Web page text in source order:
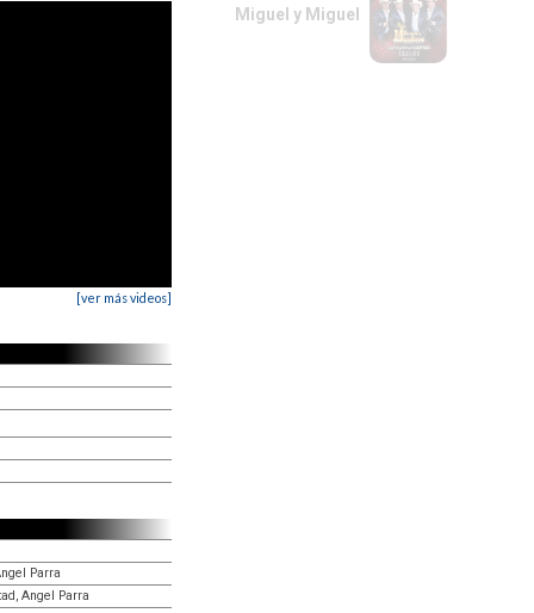
[ver más videos]
Parra
Angel Parra
Miguel y Miguel